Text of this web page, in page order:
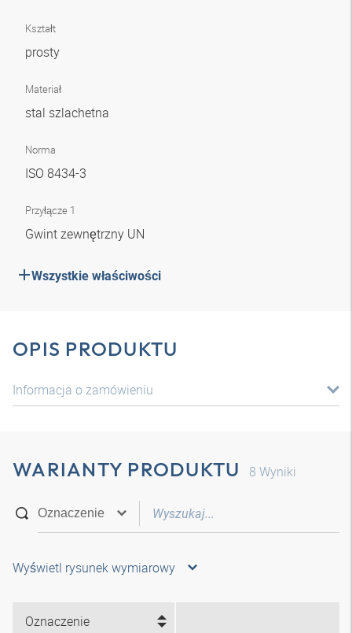
Kształt
prosty
Materiał
stal szlachetna
Norma
ISO 8434-3
Przyłącze 1
Gwint zewnętrzny UN
Wszystkie właściwości
OPIS PRODUKTU
Informacja o zamówieniu
WARIANTY PRODUKTU 8 Wyniki
Wyświetl rysunek wymiarowy
Oznaczenie